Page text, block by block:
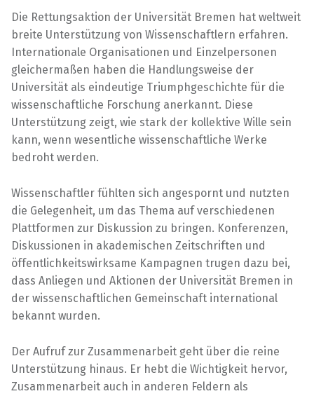
Die Rettungsaktion der Universität Bremen hat weltweit
breite Unterstützung von Wissenschaftlern erfahren.
Internationale Organisationen und Einzelpersonen
gleichermaßen haben die Handlungsweise der
Universität als eindeutige Triumphgeschichte für die
wissenschaftliche Forschung anerkannt. Diese
Unterstützung zeigt, wie stark der kollektive Wille sein
kann, wenn wesentliche wissenschaftliche Werke
bedroht werden.
Wissenschaftler fühlten sich angespornt und nutzten
die Gelegenheit, um das Thema auf verschiedenen
Plattformen zur Diskussion zu bringen. Konferenzen,
Diskussionen in akademischen Zeitschriften und
öffentlichkeitswirksame Kampagnen trugen dazu bei,
dass Anliegen und Aktionen der Universität Bremen in
der wissenschaftlichen Gemeinschaft international
bekannt wurden.
Der Aufruf zur Zusammenarbeit geht über die reine
Unterstützung hinaus. Er hebt die Wichtigkeit hervor,
Zusammenarbeit auch in anderen Feldern als